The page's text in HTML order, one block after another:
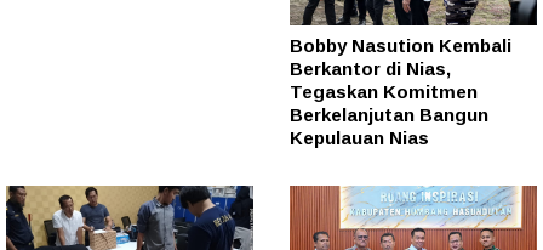
Bobby Nasution Kembali
Berkantor di Nias,
Tegaskan Komitmen
Berkelanjutan Bangun
Kepulauan Nias